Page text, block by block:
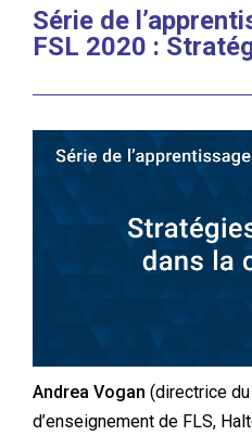
Série de
FSL 2020 :
Andrea Vogan (directrice
d’enseignement de FLS,